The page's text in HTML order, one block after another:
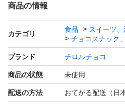
商品の情報
カテゴリ
食品 スイーツ
チョコスナック
ブランド チロルチョコ
商品の状態 未使用
配送の方法 おてがる配送（日